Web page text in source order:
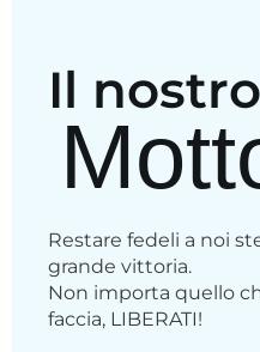
Il nostro
Restare fedeli a noi
grande vittoria.
Non importa quello
faccia, LIBERATI!